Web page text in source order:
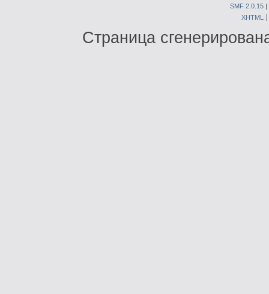
SMF 2.0.15 |
XHTML
Страница